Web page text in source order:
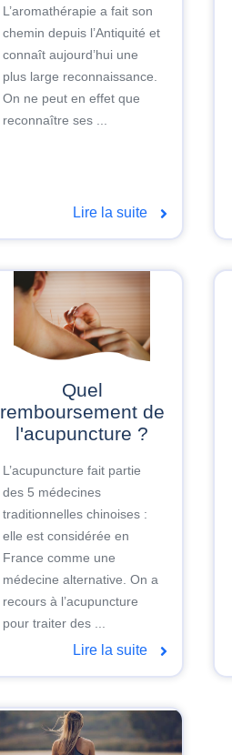
L’aromathérapie a fait son
chemin depuis l’Antiquité et
connaît aujourd’hui une
plus large reconnaissance.
On ne peut en effet que
reconnaître ses ...
Lire la suite
Quel
remboursement de
l'acupuncture ?
L’acupuncture fait partie
des 5 médecines
traditionnelles chinoises :
elle est considérée en
France comme une
médecine alternative. On a
recours à l’acupuncture
pour traiter des ...
Lire la suite